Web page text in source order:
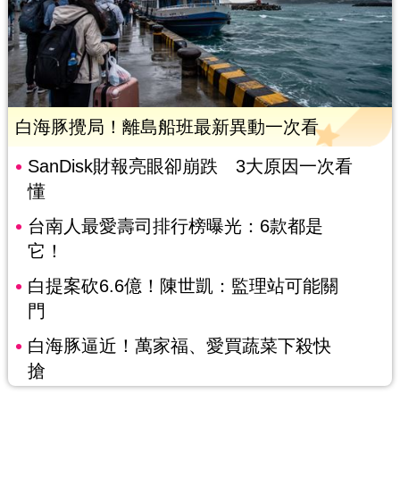
白海豚攪局！離島船班最新異動一次看
SanDisk財報亮眼卻崩跌 3大原因一次看
懂
台南人最愛壽司排行榜曝光：6款都是
它！
白提案砍6.6億！陳世凱：監理站可能關
門
白海豚逼近！萬家福、愛買蔬菜下殺快
搶